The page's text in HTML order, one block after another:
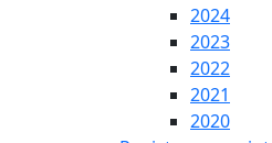
2024
2023
2022
2021
2020